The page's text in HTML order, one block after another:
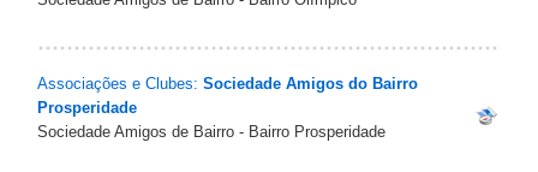
Associações e Clubes: Sociedade Amigos do Bairro
Prosperidade
Sociedade Amigos de Bairro - Bairro Prosperidade